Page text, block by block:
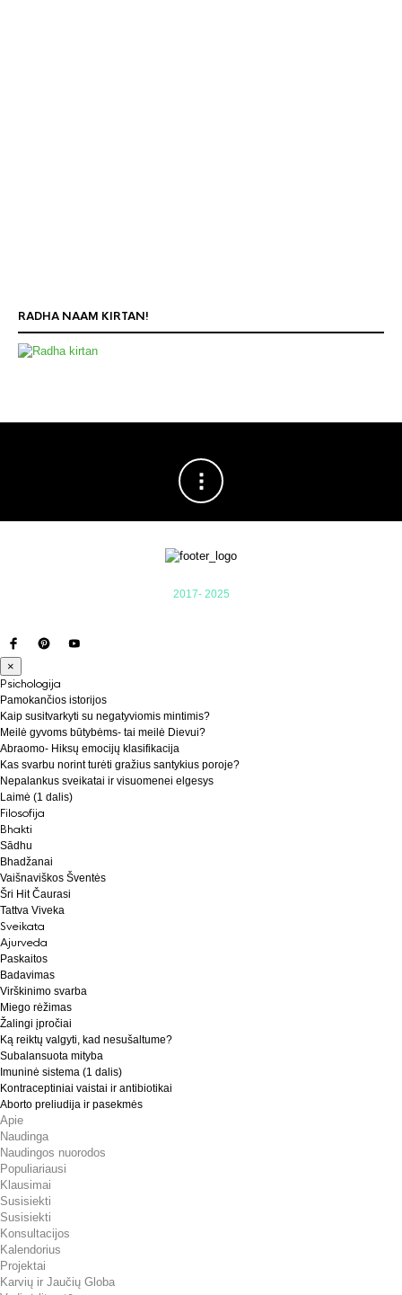
RADHA NAAM KIRTAN!
2017- 2025
×
Psichologija
Pamokančios istorijos
Kaip susitvarkyti su negatyviomis mintimis?
Meilė gyvoms būtybėms- tai meilė Dievui?
Abraomo- Hiksų emocijų klasifikacija
Kas svarbu norint turėti gražius santykius poroje?
Nepalankus sveikatai ir visuomenei elgesys
Laimė (1 dalis)
Filosofija
Bhakti
Sādhu
Bhadžanai
Vaišnaviškos Šventės
Šri Hit Čaurasi
Tattva Viveka
Sveikata
Ajurveda
Paskaitos
Badavimas
Virškinimo svarba
Miego rėžimas
Žalingi įpročiai
Ką reiktų valgyti, kad nesušaltume?
Subalansuota mityba
Imuninė sistema (1 dalis)
Kontraceptiniai vaistai ir antibiotikai
Aborto preliudija ir pasekmės
Apie
Naudinga
Naudingos nuorodos
Populiariausi
Klausimai
Susisiekti
Susisiekti
Konsultacijos
Kalendorius
Projektai
Karvių ir Jaučių Globa